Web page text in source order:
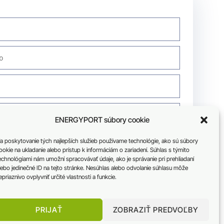
ENERGYPORT súbory cookie
poskytovanie tých najlepších služieb používame technológie, ako sú súbory
na ukladanie alebo prístup k informáciám o zariadení. Súhlas s týmito
nám umožní spracovávať údaje, ako je správanie pri prehliadaní
jedinečné ID na tejto stránke. Nesúhlas alebo odvolanie súhlasu môže
ovplyvniť určité vlastnosti a funkcie.
PRIJAŤ ZOBRAZIŤ PREDVOĽBY
máte záujem